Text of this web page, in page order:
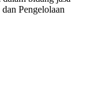
Pengelolaan